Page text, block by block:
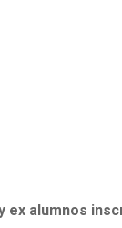
ex alumnos